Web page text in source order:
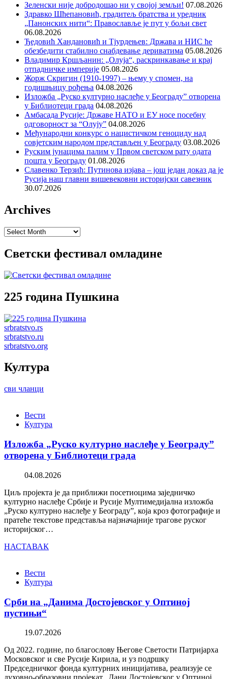
Зеленски није добродошао ни у својој земљи! 07.08.2026
Здравко Шћепановић, градитељ братства и уредник
„Панонских нити“: Православље је пут у бољи свет
06.08.2026
Ђедовић Хандановић и Тјурдењев: Држава и НИС ће
обезбедити стабилно снабдевање дериватима 05.08.2026
Владимир Кршљанин: „Олуја“, раскринкавање и крај
отпадничке империје 05.08.2026
Жорж Скригин (1910-1997) – њему у спомен, на
годишњицу рођења 04.08.2026
Изложба „Руско културно наслеђе у Београду” отворена
у Библиотеци града 04.08.2026
Амбасада Русије: Државе НАТО и ЕУ носе посебну
одговорност за “Олују” 04.08.2026
Међународни конкурс о нацистичком геноциду над
совјетским народом представљен у Београду 03.08.2026
Руским јунацима палим у Првом светском рату одата
пошта у Београду 01.08.2026
Славенко Терзић: Путинова изјава – још један доказ да је
Русија наш главни вишевековни историјски савезник
30.07.2026
Archives
Archives
Светски фестивал омладине
225 година Пушкина
srbratstvo.rs
srbratstvo.ru
srbratstvo.org
Култура
сви чланци
Вести
Култура
Изложба „Руско културно наслеђе у Београду”
отворена у Библиотеци града
04.08.2026
Циљ пројекта је да приближи посетиоцима заједничко
културно наслеђе Србије и Русије Мултимедијална изложба
„Руско културно наслеђе у Београду”, која кроз фотографије и
пратеће текстове представља најзначајније трагове руског
историјског…
НАСТАВАК
Вести
Култура
Срби на „Данима Достојевског у Оптиној
пустињи“
19.07.2026
Од 2022. године, по благослову Његове Светости Патријарха
Московског и све Русије Кирила, и уз подршку
Председничког фонда културних иницијатива, реализује се